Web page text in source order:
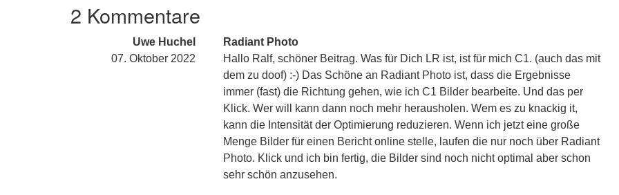
2 Kommentare
Uwe Huchel
07. Oktober 2022
Radiant Photo
Hallo Ralf, schöner Beitrag. Was für Dich LR ist, ist für mich C1. (auch das mit
dem zu doof) :-) Das Schöne an Radiant Photo ist, dass die Ergebnisse
immer (fast) die Richtung gehen, wie ich C1 Bilder bearbeite. Und das per
Klick. Wer will kann dann noch mehr herausholen. Wem es zu knackig it,
kann die Intensität der Optimierung reduzieren. Wenn ich jetzt eine große
Menge Bilder für einen Bericht online stelle, laufen die nur noch über Radiant
Photo. Klick und ich bin fertig, die Bilder sind noch nicht optimal aber schon
sehr schön anzusehen.